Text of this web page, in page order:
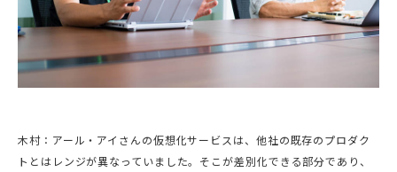
木村：アール・アイさんの仮想化サービスは、他社の既存のプロダク
トとはレンジが異なっていました。そこが差別化できる部分であり、